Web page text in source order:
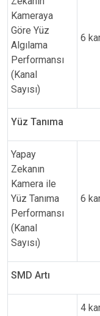
Kameraya
Göre Yüz
Algılama
Performansı
(Kanal
Sayısı)
6
Yüz Tanıma
Yapay
Zekanın
Kamera ile
Yüz Tanıma
Performansı
(Kanal
Sayısı)
6
SMD Artı
4